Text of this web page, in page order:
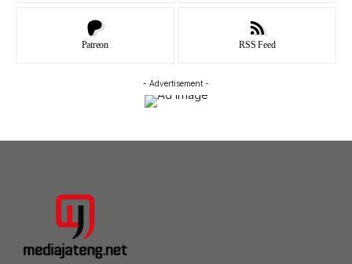
Patreon RSS Feed
- Advertisement -